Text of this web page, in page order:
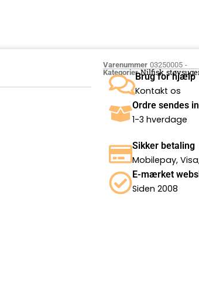
Varenummer03250005 -
Kategorier Nilfisk
Brug for hjælp
Kontakt os
Ordre sendes
1-3 hverdage
Sikker betaling
Mobilepay,
E-mærket
Siden 2008